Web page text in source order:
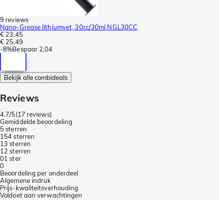
9 reviews
Nano-Grease lithiumvet, 30cc/30ml NGL30CC
€ 23,45
€ 25,49
-8%Bespaar 2,04
Bekijk alle combideals
Reviews
4.7/5(17 reviews)
Gemiddelde beoordeling
5 sterren
154 sterren
13 sterren
1 2 sterren
01 ster
0
Beoordeling per onderdeel
Algemene indruk
Prijs-kwaliteitsverhouding
Voldoet aan verwachtingen